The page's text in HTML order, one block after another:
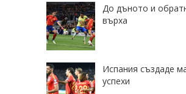
До дъното и
върха
Испания създаде
успехи